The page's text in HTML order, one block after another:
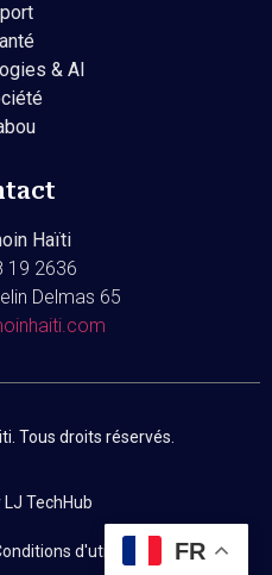
& AI
Haïti
19 2636
Delmas 65
Tous droits réservés.
TechHub
d'utilisation Contact
FR